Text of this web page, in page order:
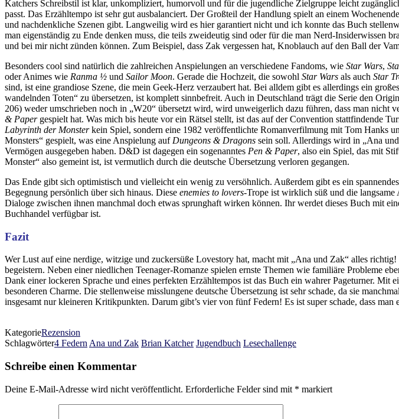
Katchers Schreibstil ist klar, unkompliziert, humorvoll und für die jugendliche Zielgruppe leicht
passt. Das Erzähltempo ist sehr gut ausbalanciert. Der Großteil der Handlung spielt an einem
und nachdenkliche Szenen gibt. Langweilig wird es hier garantiert nicht und ich konnte das Buch
man eigenständig zu Ende denken muss, die teils zweideutig sind oder für die man Nerd-
und bei mir nicht zünden können. Zum Beispiel, dass Zak vergessen hat, Knoblauch auf den Ball der
Besonders cool sind natürlich die zahlreichen Anspielungen an verschiedene Fandoms, wie Star Wars,
oder Animes wie Ranma ½ und Sailor Moon. Gerade die Hochzeit, die sowohl Star Wars als auch Star
sind, ist eine grandiose Szene, die mein Geek-Herz verzaubert hat. Bei alldem gibt es allerdings ein
wandelnden Toten“ zu übersetzen, ist komplett sinnbefreit. Auch in Deutschland trägt die Serie den
206) weder umschrieben noch in „W20“ übersetzt wird, wird unweigerlich dazu führen, dass man nicht
& Papergespielt hat. Was mich bis heute vor ein Rätsel stellt, ist das auf der Convention stattfindende
Labyrinth der Monsterkein Spiel, sondern eine 1982 veröffentlichte Romanverfilmung mit Tom Hanks
Monsters“ gespielt, was eine Anspielung auf Dungeons & Dragons sein soll. Allerdings wird in „Ana
Vermögen ausgegeben haben. D&D ist dagegen ein sogenanntes Pen & Paper, also ein Spiel, das mit
Monster“ also gemeint ist, ist vermutlich durch die deutsche Übersetzung verloren gegangen.
Das Ende gibt sich optimistisch und vielleicht ein wenig zu versöhnlich. Außerdem gibt es ein
Begegnung persönlich über sich hinaus. Diese enemies to lovers-Trope ist wirklich süß und die langsame
Dialoge zwischen ihnen manchmal doch etwas sprunghaft wirken können. Ihr werdet dieses Buch mit
Buchhandel verfügbar ist.
Fazit
Wer Lust auf eine nerdige, witzige und zuckersüße Lovestory hat, macht mit „Ana und Zak“ alles
begeistern. Neben einer niedlichen Teenager-Romanze spielen ernste Themen wie familiäre Probleme
Dank einer lockeren Sprache und eines perfekten Erzähltempos ist das Buch ein wahrer Pageturner.
besonderen Charme. Die stellenweise misslungene deutsche Übersetzung ist sehr schade, da sie
insgesamt nur kleineren Kritikpunkten. Darum gibt’s vier von fünf Federn! Es ist super schade, dass
KategorieRezension
Schlagwörter4 Federn Ana und Zak Brian Katcher Jugendbuch Lesechallenge
Schreibe einen Kommentar
Deine E-Mail-Adresse wird nicht veröffentlicht. Erforderliche Felder sind mit * markiert